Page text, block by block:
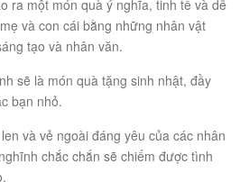
ra một món quà ý nghĩa, tinh tế và dễ
và con cái bằng những nhân vật
tạo và nhân văn.
sẽ là món quà tặng sinh nhật, đầy
bạn nhỏ.
và vẻ ngoài đáng yêu của các nhân
chắc chắn sẽ chiếm được tình